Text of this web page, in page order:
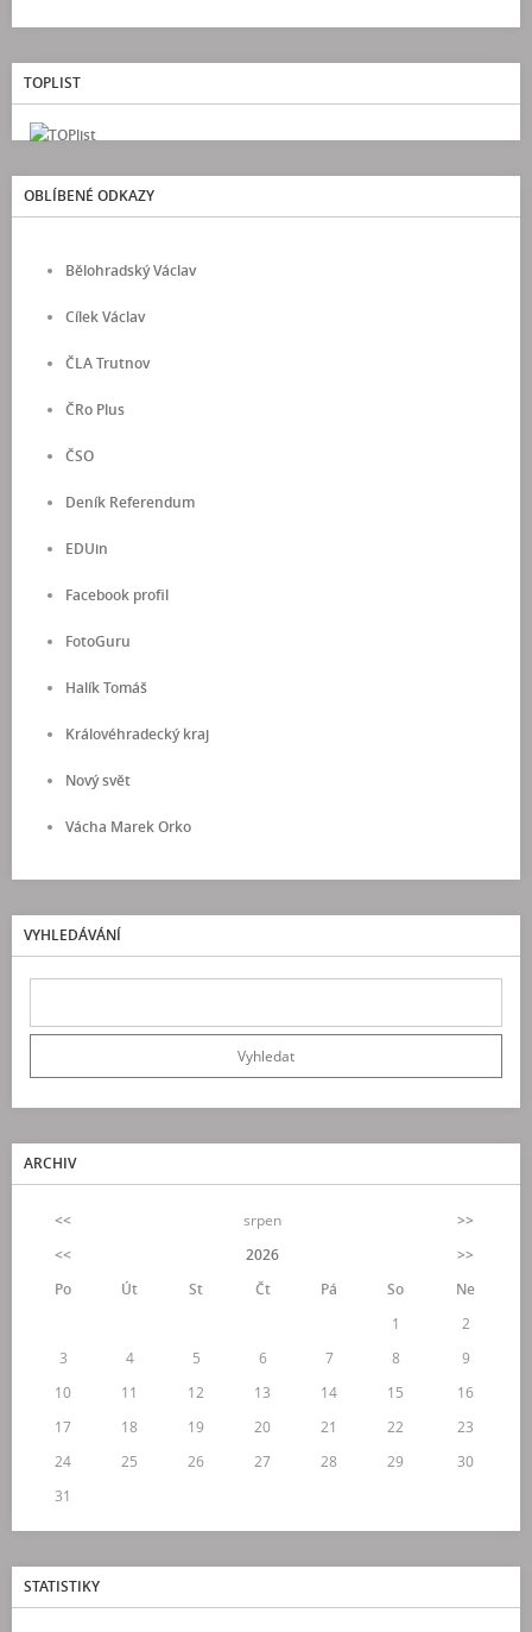
TOPLIST
OBLÍBENÉ ODKAZY
Bělohradský Václav
Cílek Václav
ČLA Trutnov
ČRo Plus
ČSO
Deník Referendum
EDUin
Facebook profil
FotoGuru
Halík Tomáš
Královéhradecký kraj
Nový svět
Vácha Marek Orko
VYHLEDÁVÁNÍ
ARCHIV
<< srpen
>>
<<
2026
>>
Po
Út St Čt Pá So
Ne
1
2
3
4 5 6 7 8
9
10
11 12 13 14 15
16
17
18 19 20 21 22
23
24
25 26 27 28 29
30
31
STATISTIKY